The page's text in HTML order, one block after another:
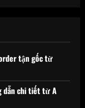
tận gốc từ
dẫn chi tiết từ A